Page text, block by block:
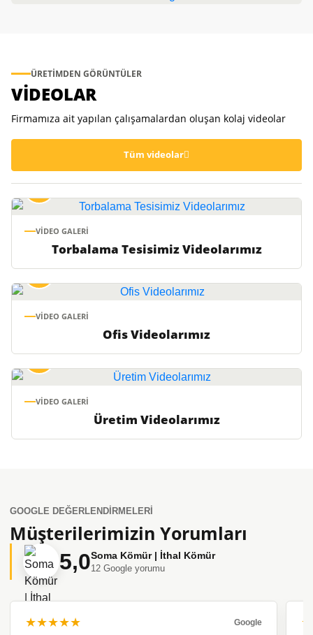
ÜRETIMDEN GÖRÜNTÜLER
VİDEOLAR
Firmamıza ait yapılan çalışamalardan oluşan kolaj videolar
Tüm videolar
VIDEO GALERI
Torbalama Tesisimiz Videolarımız
VIDEO GALERI
Ofis Videolarımız
VIDEO GALERI
Üretim Videolarımız
GOOGLE DEĞERLENDIRMELERI
Müşterilerimizin Yorumları
5,0Soma Kömür | İthal Kömür
12 Google yorumu
★★★★★ Google